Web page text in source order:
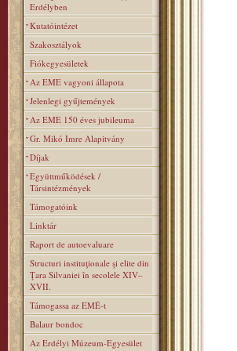
Erdélyben
Kutatóintézet
Szakosztályok
Fiókegyesületek
Az EME vagyoni állapota
Jelenlegi gyűjtemények
Az EME 150 éves jubileuma
Gr. Mikó Imre Alapitvány
Díjak
Együttműködések /
Társintézmények
Támogatóink
Linktár
Raport de autoevaluare
Structuri instituţionale şi elite din
Ţara Silvaniei în secolele XIV–
XVII.
Támogassa az EMÉ-t
Balaur bondoc
Az Erdélyi Múzeum-Egyesület